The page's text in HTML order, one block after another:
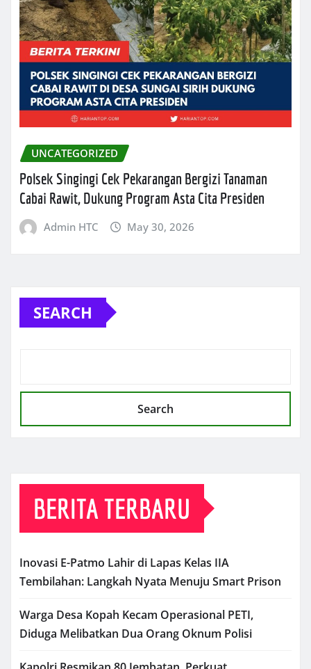
UNCATEGORIZED
Polsek Singingi Cek Pekarangan Bergizi Tanaman
Cabai Rawit, Dukung Program Asta Cita Presiden
Admin HTC May 30, 2026
SEARCH
Search
BERITA TERBARU
Inovasi E-Patmo Lahir di Lapas Kelas IIA
Tembilahan: Langkah Nyata Menuju Smart Prison
Warga Desa Kopah Kecam Operasional PETI,
Diduga Melibatkan Dua Orang Oknum Polisi